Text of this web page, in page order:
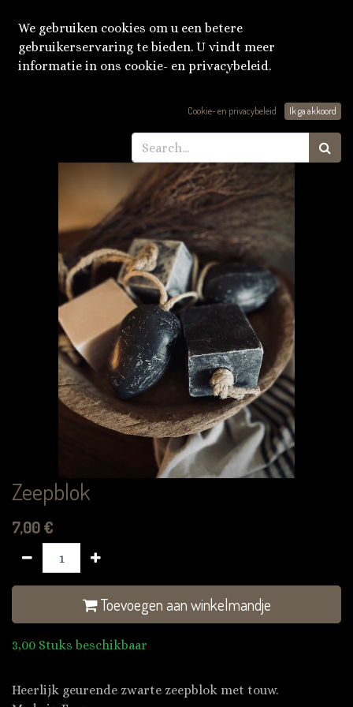
Zeepblok
7,00€
Toevoegen aan winkelmandje
3,00 Stuks beschikbaar
Heerlijk geurende zwarte zeepblok met touw.
We gebruiken cookies om u een betere
gebruikerservaring te bieden. U vindt meer
informatie in ons cookie- en privacybeleid.
Cookie- en privacybeleid Ik ga akkoord